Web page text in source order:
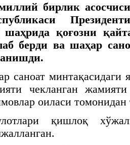
бирлик
шаҳрида қоғозни
берди ва шаҳар
саноат минтақасидаги
чекланган
оиласи
қишлоқ